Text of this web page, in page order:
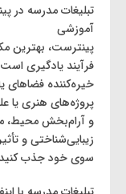
تبلیغات مدرسه در
آموزشی
پینترست، بهترین
فرآیند یادگیری
خیره‌کننده فضاهای
پروژه‌های هنری یا
و آرام‌بخش محیط،
زیبایی‌شناختی و
سوی خود جذب